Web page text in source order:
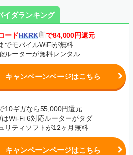
イダランキング
ードHKRK
で84,000円還元
でモバイルWiFiが無料
ルーターが無料レンタル
キャンペーンページはこちら
10ギガなら55,000円還元
はWi-Fi 6対応ルーターがタダ
リティソフトが12ヶ月無料
キャンペーンページはこちら